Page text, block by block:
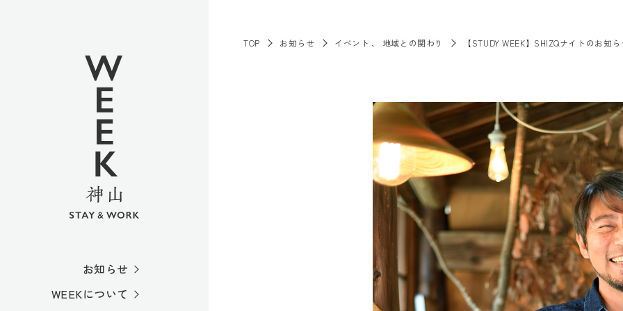
お知らせ
WEEKについて
TOP お知らせ イベント 地域との関わり 【STUDY WEEK】SHIZQナイトのお知